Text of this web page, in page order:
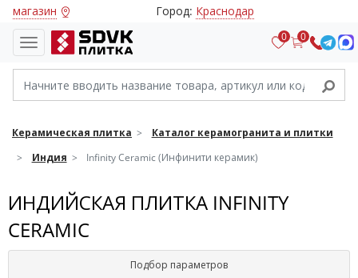
магазин Город: Краснодар
0 0
Керамическая плитка
Каталог керамогранита и плитки
Индия
Infinity Ceramic (Инфинити керамик)
ИНДИЙСКАЯ ПЛИТКА INFINITY
CERAMIC
Подбор параметров